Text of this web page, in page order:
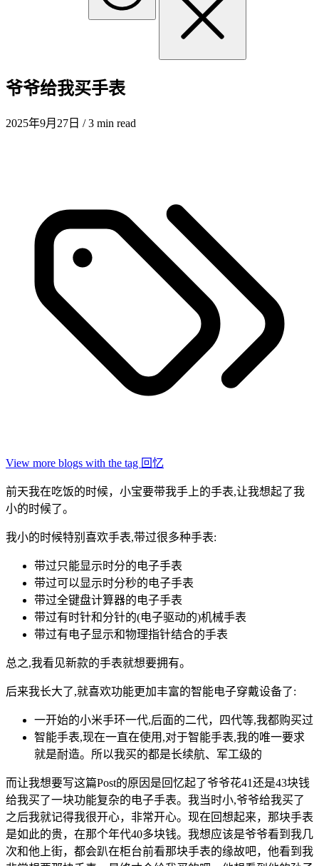
爷爷给我买手表
2025年9月27日 / 3 min read
View more blogs with the tag 回忆
前天我在吃饭的时候，小宝要带我手上的手表,让我想起了我
小的时候了。
我小的时候特别喜欢手表,带过很多种手表:
带过只能显示时分的电子手表
带过可以显示时分秒的电子手表
带过全键盘计算器的电子手表
带过有时针和分针的(电子驱动的)机械手表
带过有电子显示和物理指针结合的手表
总之,我看见新款的手表就想要拥有。
后来我长大了,就喜欢功能更加丰富的智能电子穿戴设备了:
一开始的小米手环一代,后面的二代，四代等,我都购买过
智能手表,现在一直在使用,对于智能手表,我的唯一要求
就是耐造。所以我买的都是长续航、军工级的
而让我想要写这篇Post的原因是回忆起了爷爷花41还是43块钱
给我买了一块功能复杂的电子手表。我当时小,爷爷给我买了
之后我就记得我很开心，非常开心。现在回想起来，那块手表
是如此的贵，在那个年代40多块钱。我想应该是爷爷看到我几
次和他上街，都会趴在柜台前看那块手表的缘故吧，他看到我